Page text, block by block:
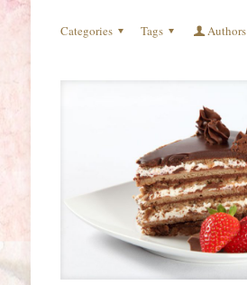
Categories Tags Authors